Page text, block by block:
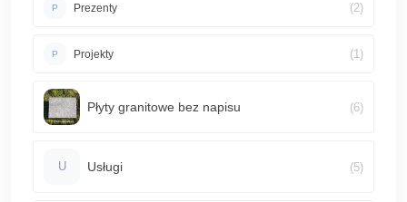
P Prezenty (2)
P Projekty (1)
Płyty granitowe bez napisu (6)
U Usługi (5)